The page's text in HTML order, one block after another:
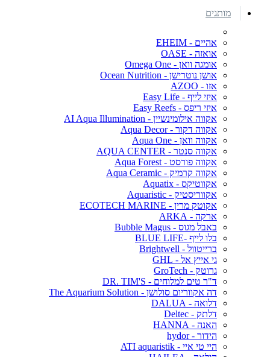
מותגים
אהיים - EHEIM
אואזה - OASE
אומגה וואן - Omega One
אושן נוטרישן - Ocean Nutrition
אזו - AZOO
איזי לייף - Easy Life
איזי ריפס - Easy Reefs
אקווה אילומינשיין - AI Aqua Illumination
אקווה דקור - Aqua Decor
אקווה וואן - Aqua One
אקווה סנטר - AQUA CENTER
אקווה פורסט - Aqua Forest
אקווה קרמיק - Aqua Ceramic
אקווטיקס - Aquatix
אקווריסטיק - Aquaristic
אקוטק מרין - ECOTECH MARINE
ארקה - ARKA
באבל מגוס - Bubble Magus
בלו לייף -BLUE LIFE
ברייטוול - Brightwell
גי אייץ אל - GHL
גרוטק - GroTech
ד"ר טים למלוחים - DR. TIM'S
דה אקווריום סולושן - The Aquarium Solution
דלואה - DALUA
דלתק - Deltec
האנה - HANNA
הידור - hydor
היי טי איי - ATI aquaristik